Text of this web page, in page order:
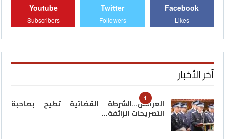
Facebook
Likes
Twitter
Followers
Youtube
Subscribers
آخر الأخبار
1
العرائش…الشرطة القضائية تطيح بصاحبة
التصريحات الزائفة…